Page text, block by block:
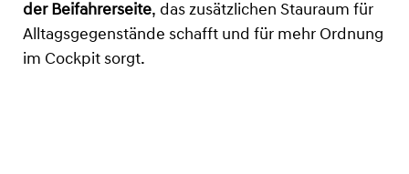
der Beifahrerseite, das zusätzlichen Stauraum für
Alltagsgegenstände schafft und für mehr Ordnung
im Cockpit sorgt.